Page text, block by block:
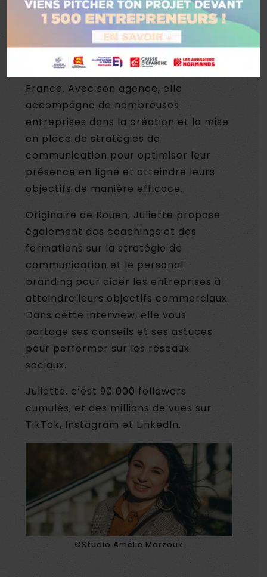
Experte en communication,
Cadot fait partie des 100 meilleurs
créateurs de contenus sur LinkedIn en
France. Avec son agence, elle
accompagne de nombreuses
entreprises dans la création et la mise
en place de stratégies de
communication pour optimiser leur
présence en ligne et atteindre leurs
objectifs de manière efficace.
Originaire de Rouen, Juliette propose
également des coachings et des
formations sur la stratégie de
communication et le personal
branding pour aider les entreprises à
atteindre leurs objectifs commerciaux.
Dans cette interview, elle vous
partage ses conseils et ses astuces
pour performer sur les réseaux
sociaux.
Juliette, c’est 90 000 followers
cumulés, et des millions de vues sur
TikTok, Instagram et LinkedIn.
©Studio Amélie Marzouk